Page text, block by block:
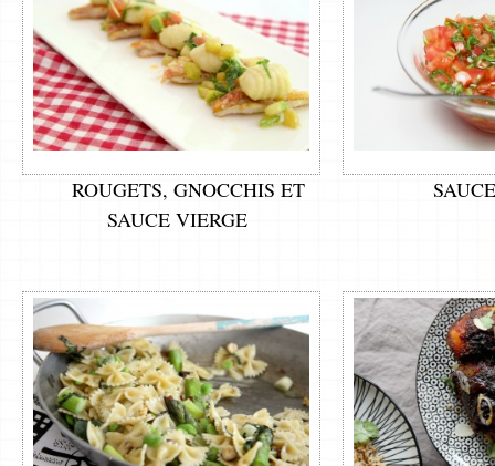
ROUGETS, GNOCCHIS ET
SAUCE VIERGE